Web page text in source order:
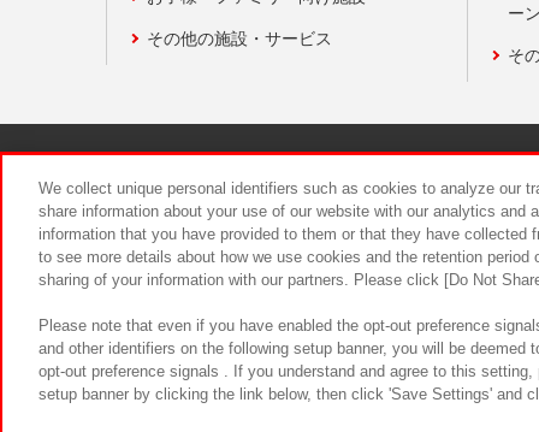
その他の施設・サービス
ー
そ
食品のご
We collect unique personal identifiers such as cookies to analyze our
share information about your use of our website with our analytics and
information that you have provided to them or that they have
to see more details about how we use cookies and the retention
sharing of your information with our partners. Please click [Do Not
Please note that even if you have enabled the opt-out preference
and other identifiers on the following setup banner, you will be
opt-out preference signals . If you understand and agree to this
setup banner by clicking the link below, then click 'Save Settings' and